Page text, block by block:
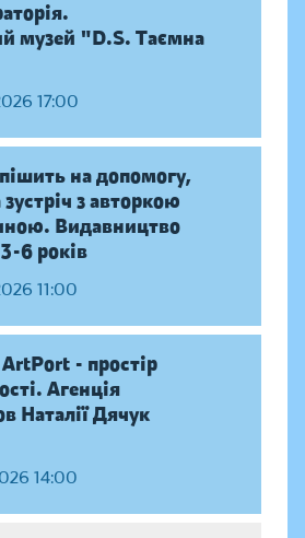
музей "D.S. Таємна
17:00
на допомогу,
з авторкою
Видавництво
6 років
11:00
- простір
Агенція
Наталії Дячук
14:00